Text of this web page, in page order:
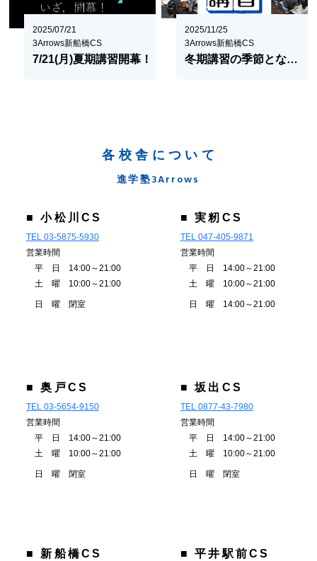
2025/07/21
3Arrows新船橋CS
7/21(月)夏期講習開幕！
2025/11/25
3Arrows新船橋CS
冬期講習の季節となりました
各校舎について
進学塾3Arrows
■ 小松川CS
TEL 03-5875-5930
営業時間
平 日 14:00～21:00
土 曜 10:00～21:00
日 曜 閉室
■ 実籾CS
TEL 047-405-9871
営業時間
平 日 14:00～21:00
土 曜 10:00～21:00
日 曜 14:00～21:00
■ 奥戸CS
TEL 03-5654-9150
営業時間
平 日 14:00～21:00
土 曜 10:00～21:00
日 曜 閉室
■ 坂出CS
TEL 0877-43-7980
営業時間
平 日 14:00～21:00
土 曜 10:00～21:00
日 曜 閉室
■ 新船橋CS ■ 平井駅前CS